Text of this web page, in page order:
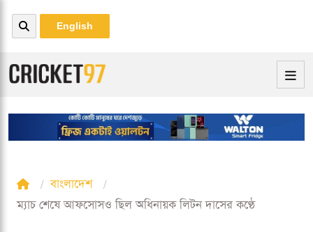
English
বাংলাদেশ
ম্যাচ শেষে আফসোসও ছিল অধিনায়ক লিটন দাসের কণ্ঠে